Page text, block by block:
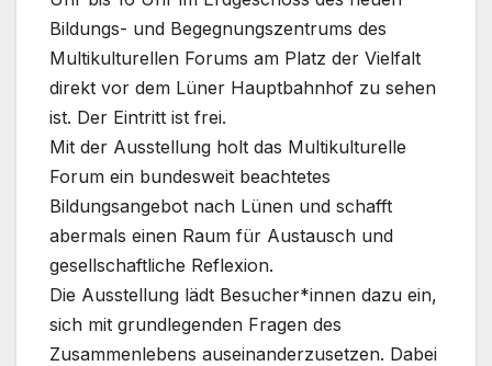
Bildungs- und Begegnungszentrums des
Multikulturellen Forums am Platz der Vielfalt
direkt vor dem Lüner Hauptbahnhof zu sehen
ist. Der Eintritt ist frei.
Mit der Ausstellung holt das Multikulturelle
Forum ein bundesweit beachtetes
Bildungsangebot nach Lünen und schafft
abermals einen Raum für Austausch und
gesellschaftliche Reflexion.
Die Ausstellung lädt Besucher*innen dazu ein,
sich mit grundlegenden Fragen des
Zusammenlebens auseinanderzusetzen. Dabei